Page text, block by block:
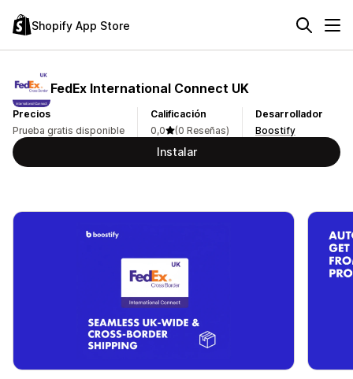
Shopify App Store
FedEx International Connect UK
Precios
Prueba gratis disponible
Calificación
0,0
(0 Reseñas)
Desarrollador
Boostify
Instalar